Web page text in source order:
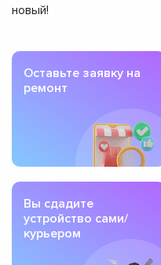
новый!
Оставьте заявку на
ремонт
Вы сдадите
устройство сами/
курьером